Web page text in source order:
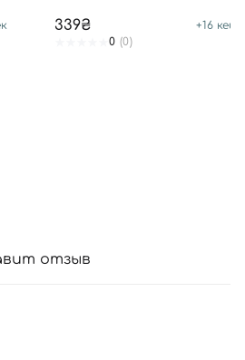
339₴ +16
0 (0)
отзыв